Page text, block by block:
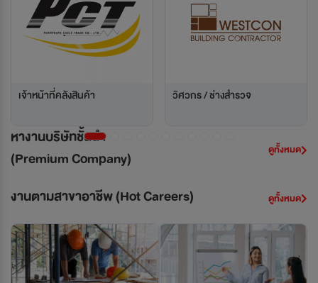
หน้าที่คลังสินค้า วิศวกร / ช่างสำรวจ
Previous
หางานบริษัทชั้นนำ
(Premium Company)
ดูทั้งหมด
งานตามสาขาอาชีพ(Hot Careers) ดูทั้งหมด